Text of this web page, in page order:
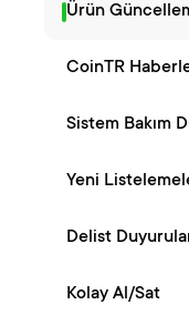
Ürün
CoinTR
Sistem Bakım
Yeni
Delist
Kolay Al/Sat